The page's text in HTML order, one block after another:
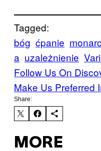
Tagged:
bóg ćpanie
a uzależnienie
Follow Us On
Make Us Preferred
Share:
MORE